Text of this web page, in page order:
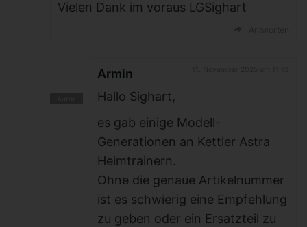
Vielen Dank im voraus LGSighart
Armin
Hallo Sighart,
es gab einige Modell-
Generationen an Kettler Astra
Heimtrainern.
Ohne die genaue Artikelnummer
ist es schwierig eine Empfehlung
zu geben oder ein Ersatzteil zu